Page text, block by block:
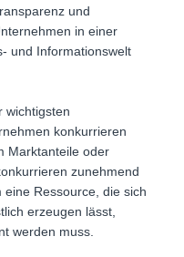
und
in einer
und Informationswelt
wichtigsten
konkurrieren
Marktanteile oder
zunehmend
Ressource, die sich
erzeugen lässt,
werden muss.